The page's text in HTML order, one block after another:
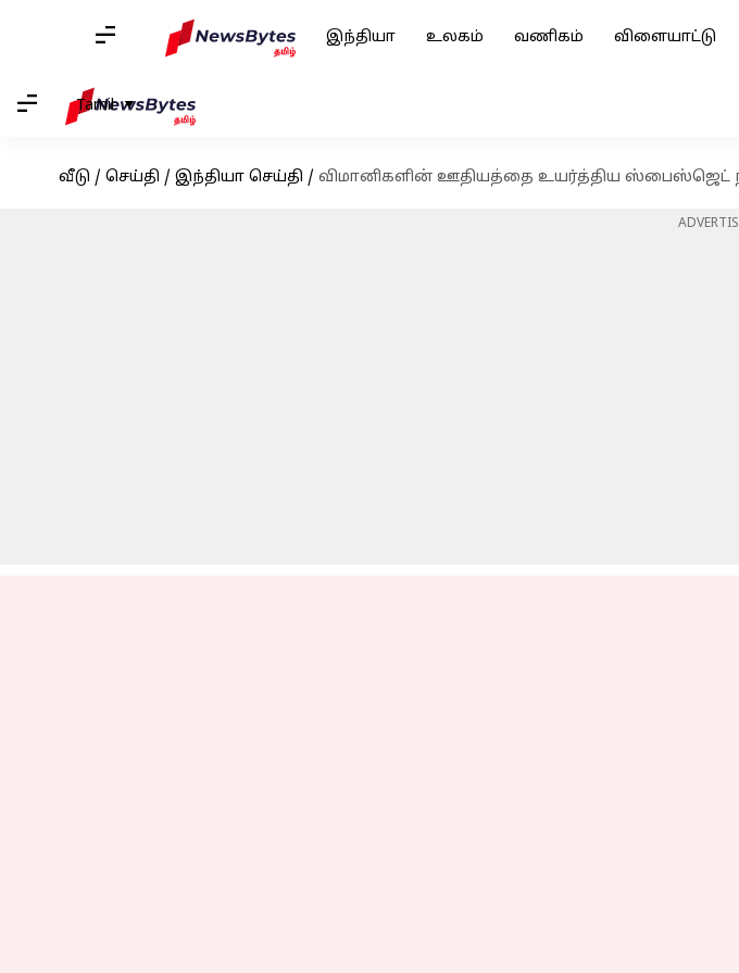
இந்தியா உலகம் வணிகம் விளையாட்டு
Tamil
வீடு / செய்தி / இந்தியா செய்தி / விமானிகளின் ஊதியத்தை உயர்த்திய ஸ்பைஸ்ஜெட்